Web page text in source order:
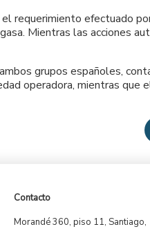
requerimiento efectuado
Mientras las acciones
grupos españoles,
operadora, mientras
Contacto
Morandé 360, piso 11, Santiago,